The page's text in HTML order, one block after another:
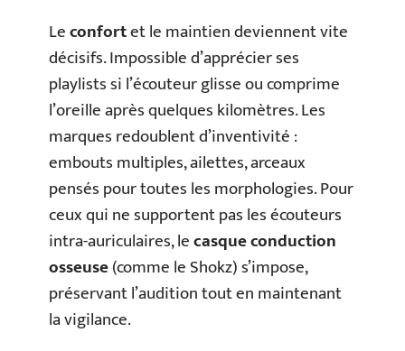
Leconfortet le maintien deviennent vite
décisifs. Impossible d’apprécier ses
playlists si l’écouteur glisse ou comprime
l’oreille après quelques kilomètres. Les
marques redoublent d’inventivité :
embouts multiples, ailettes, arceaux
pensés pour toutes les morphologies. Pour
ceux qui ne supportent pas les écouteurs
intra-auriculaires, lecasque conduction
osseuse(comme le Shokz) s’impose,
préservant l’audition tout en maintenant
la vigilance.